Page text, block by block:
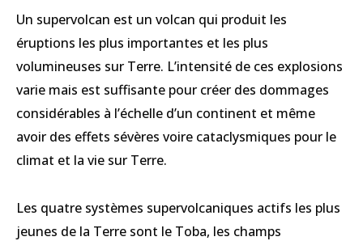
Un supervolcan est un volcan qui produit les
éruptions les plus importantes et les plus
volumineuses sur Terre. L’intensité de ces explosions
varie mais est suffisante pour créer des dommages
considérables à l’échelle d’un continent et même
avoir des effets sévères voire cataclysmiques pour le
climat et la vie sur Terre.
Les quatre systèmes supervolcaniques actifs les plus
jeunes de la Terre sont le Toba, les champs